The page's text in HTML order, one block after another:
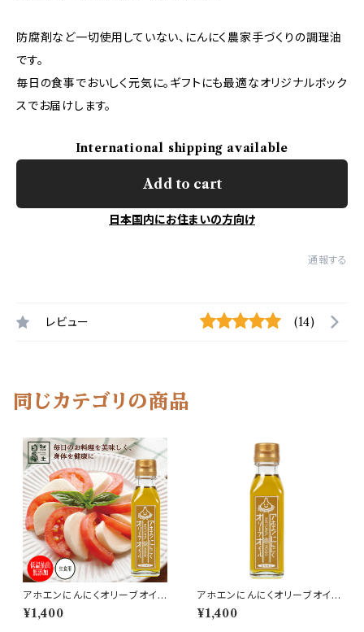
防腐剤など一切使用していない、にんにく農家手づくりの調理油
です。
毎日の食事でおいしく元気に。ギフトにも最適なオリジナルボック
スでお届けします。
International shipping available
Add to cart
日本国内にお住まいの方向け
通報する
レビュー (14)
同じカテゴリの商品
アホエンにんにくオリーブオイル
115ｍl 香川県産 無添加
¥1,400
アホエンにんにくオリーブオイル
115ｍl 香川県産 無添加
¥1,400